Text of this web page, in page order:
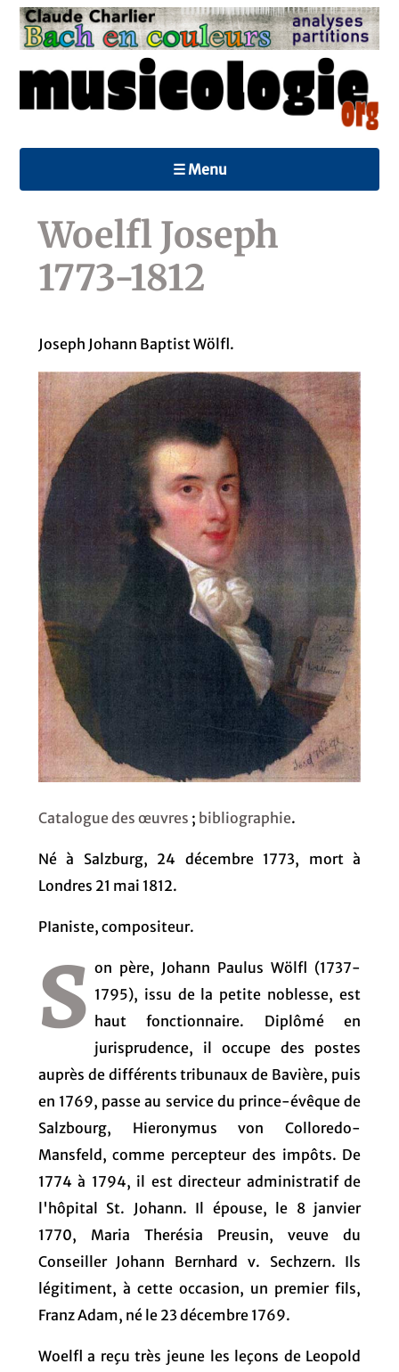
☰ Menu
Woelfl Joseph
1773-1812
Joseph Johann Baptist Wölfl.
Catalogue des œuvres ; bibliographie.
Né à Salzburg, 24 décembre 1773, mort à
Londres 21 mai 1812.
PIaniste, compositeur.
S on père, Johann Paulus Wölfl (1737-
1795), issu de la petite noblesse, est
haut fonctionnaire. Diplômé en
jurisprudence, il occupe des postes
auprès de différents tribunaux de Bavière, puis
en 1769, passe au service du prince-évêque de
Salzbourg, Hieronymus von Colloredo-
Mansfeld, comme percepteur des impôts. De
1774 à 1794, il est directeur administratif de
l'hôpital St. Johann. Il épouse, le 8 janvier
1770, Maria Therésia Preusin, veuve du
Conseiller Johann Bernhard v. Sechzern. Ils
légitiment, à cette occasion, un premier fils,
Franz Adam, né le 23 décembre 1769.
Woelfl a reçu très jeune les leçons de Leopold